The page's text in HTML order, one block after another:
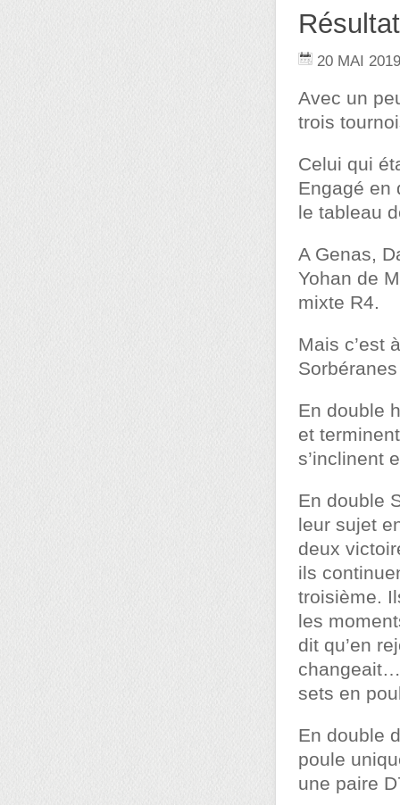
20 MAI 2019
Avec un
trois
Celui qui
Engagé en
le tableau
A Genas,
Yohan de
mixte R4.
Mais c’est
En double
et
s’inclinent
En double
leur sujet
deux
ils
troisième.
les
dit qu’en
sets en
En double
poule
une paire